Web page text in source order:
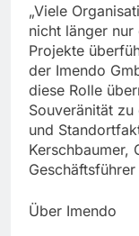
„Viele
nicht länger
Projekte
der Imendo
diese Rolle
Souveränität
und
Kerschbaumer,
Über Imendo